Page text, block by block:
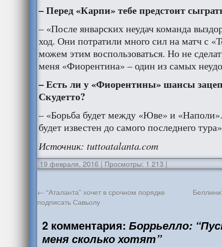
– Перед «Карпи» тебе предстоит
– «После январских неудач команда
ход. Они потратили много сил на матч с
можем этим воспользоваться. Но не
меня «Фиорентина» – один из самых
– Есть ли у «Фиорентины» шансы
Скудетто?
– «Борьба будет между «Юве» и
будет известен до самого последнего
Источник: tuttoatalanta.com
19 февраля, 2016 | Просмотры: 1 213 |
← “Аталанта” хочет в срочном порядке
подписать Савьолу
2 комментария: Боррьелло:
меня сколько хотят”